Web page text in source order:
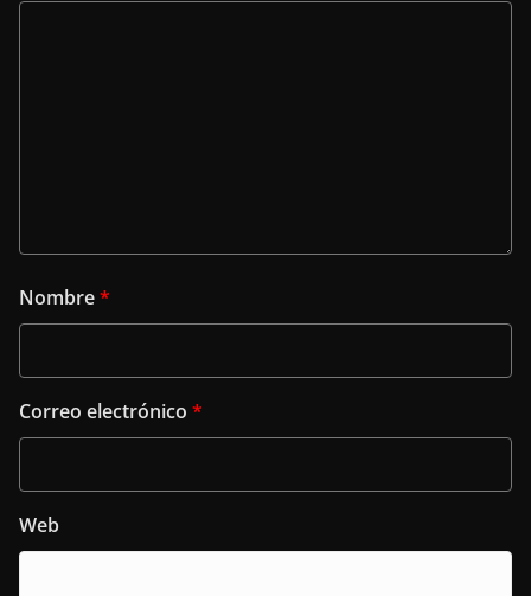
Nombre*
Correo electrónico *
Web